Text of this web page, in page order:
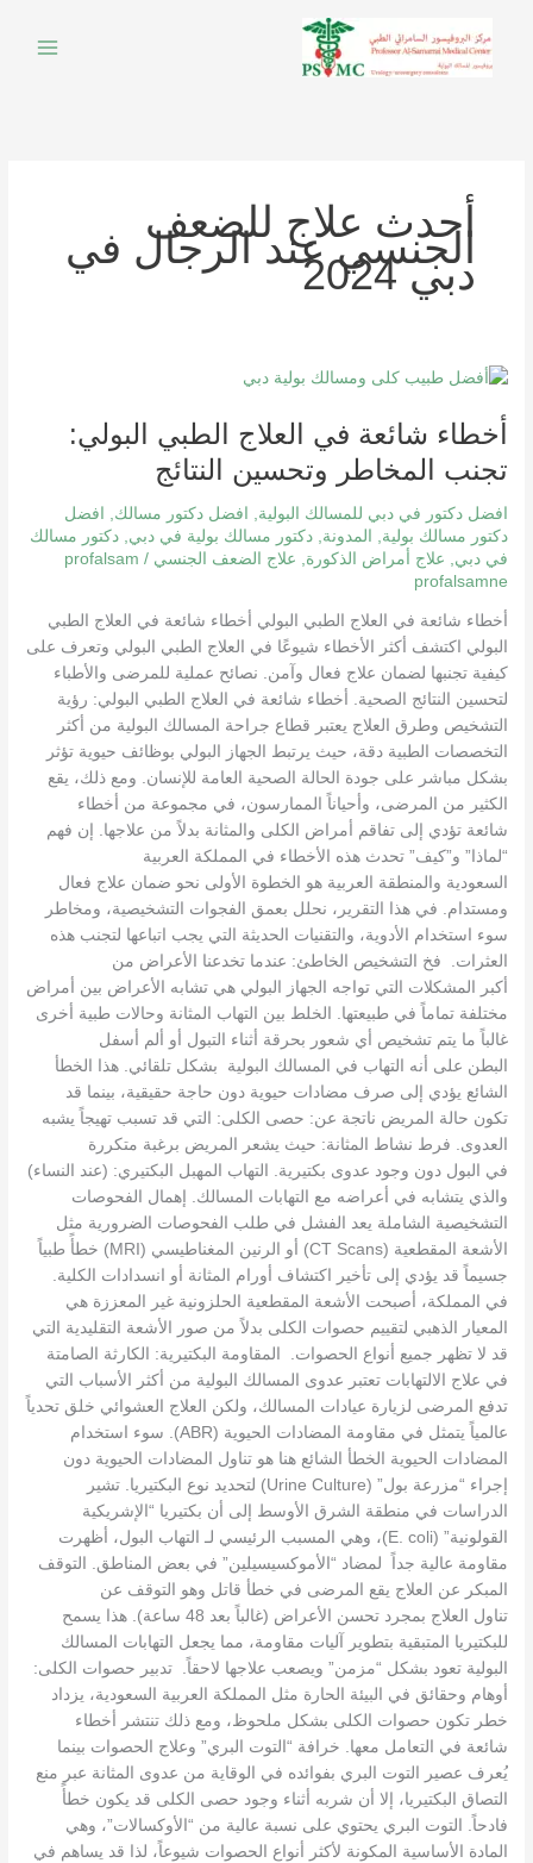
المحتوى
أحدث علاج للضعف
الجنسي عند الرجال في
دبي 2024
أخطاء شائعة في العلاج الطبي البولي:
تجنب المخاطر وتحسين النتائج
افضل دكتور في دبي للمسالك البولية افضل دكتور مسالك
افضل
دكتور مسالك بولية
المدونة ,دكتور مسالك بولية في دبي ,دكتور مسالك
في دبي
علاج أمراض الذكورة علاج الضعف الجنسي /
profalsam
profalsamne
أخطاء شائعة في العلاج الطبي البولي أخطاء شائعة في العلاج الطبي
البولي اكتشف أكثر الأخطاء شيوعًا في العلاج الطبي البولي وتعرف على
كيفية تجنبها لضمان علاج فعال وآمن. نصائح عملية للمرضى والأطباء
لتحسين النتائج الصحية. أخطاء شائعة في العلاج الطبي البولي: رؤية
التشخيص وطرق العلاج يعتبر قطاع جراحة المسالك البولية من أكثر
التخصصات الطبية دقة، حيث يرتبط الجهاز البولي بوظائف حيوية تؤثر
بشكل مباشر على جودة الحالة الصحية العامة للإنسان. ومع ذلك، يقع
الكثير من المرضى، وأحياناً الممارسون، في مجموعة من أخطاء
شائعة تؤدي إلى تفاقم أمراض الكلى والمثانة بدلاً من علاجها. إن فهم
“لماذا” و”كيف” تحدث هذه الأخطاء في المملكة العربية
السعودية والمنطقة العربية هو الخطوة الأولى نحو ضمان علاج فعال
ومستدام. في هذا التقرير، نحلل بعمق الفجوات التشخيصية، ومخاطر
سوء استخدام الأدوية، والتقنيات الحديثة التي يجب اتباعها لتجنب هذه
العثرات. فخ التشخيص الخاطئ: عندما تخدعنا الأعراض من
أكبر المشكلات التي تواجه الجهاز البولي هي تشابه الأعراض بين أمراض
مختلفة تماماً في طبيعتها. الخلط بين التهاب المثانة وحالات طبية أخرى
غالباً ما يتم تشخيص أي شعور بحرقة أثناء التبول أو ألم أسفل
البطن على أنه التهاب في المسالك البولية بشكل تلقائي. هذا الخطأ
الشائع يؤدي إلى صرف مضادات حيوية دون حاجة حقيقية، بينما قد
تكون حالة المريض ناتجة عن: حصى الكلى: التي قد تسبب تهيجاً يشبه
العدوى. فرط نشاط المثانة: حيث يشعر المريض برغبة متكررة
في البول دون وجود عدوى بكتيرية. التهاب المهبل البكتيري: (عند النساء)
والذي يتشابه في أعراضه مع التهابات المسالك. إهمال الفحوصات
التشخيصية الشاملة يعد الفشل في طلب الفحوصات الضرورية مثل
الأشعة المقطعية (CT Scans) أو الرنين المغناطيسي (MRI) خطأً طبياً
جسيماً قد يؤدي إلى تأخير اكتشاف أورام المثانة أو انسدادات الكلية.
في المملكة، أصبحت الأشعة المقطعية الحلزونية غير المعززة هي
المعيار الذهبي لتقييم حصوات الكلى بدلاً من صور الأشعة التقليدية التي
قد لا تظهر جميع أنواع الحصوات. المقاومة البكتيرية: الكارثة الصامتة
في علاج الالتهابات تعتبر عدوى المسالك البولية من أكثر الأسباب التي
تدفع المرضى لزيارة عيادات المسالك، ولكن العلاج العشوائي خلق تحدياً
عالمياً يتمثل في مقاومة المضادات الحيوية (ABR). سوء استخدام
المضادات الحيوية الخطأ الشائع هنا هو تناول المضادات الحيوية دون
إجراء “مزرعة بول” (Urine Culture) لتحديد نوع البكتيريا. تشير
الدراسات في منطقة الشرق الأوسط إلى أن بكتيريا “الإشريكية
القولونية” (E. coli)، وهي المسبب الرئيسي لـ التهاب البول، أظهرت
مقاومة عالية جداً لمضاد “الأموكسيسيلين” في بعض المناطق. التوقف
المبكر عن العلاج يقع المرضى في خطأ قاتل وهو التوقف عن
تناول العلاج بمجرد تحسن الأعراض (غالباً بعد 48 ساعة). هذا يسمح
للبكتيريا المتبقية بتطوير آليات مقاومة، مما يجعل التهابات المسالك
البولية تعود بشكل “مزمن” ويصعب علاجها لاحقاً. تدبير حصوات الكلى:
أوهام وحقائق في البيئة الحارة مثل المملكة العربية السعودية، يزداد
خطر تكون حصوات الكلى بشكل ملحوظ، ومع ذلك تنتشر أخطاء
شائعة في التعامل معها. خرافة “التوت البري” وعلاج الحصوات بينما
يُعرف عصير التوت البري بفوائده في الوقاية من عدوى المثانة عبر منع
التصاق البكتيريا، إلا أن شربه أثناء وجود حصى الكلى قد يكون خطأً
فادحاً. التوت البري يحتوي على نسبة عالية من “الأوكسالات”، وهي
المادة الأساسية المكونة لأكثر أنواع الحصوات شيوعاً، لذا قد يساهم في
أخطاء
في
الطبي
البولي:
تجنب
المخاطر
وتحسين
النتائج